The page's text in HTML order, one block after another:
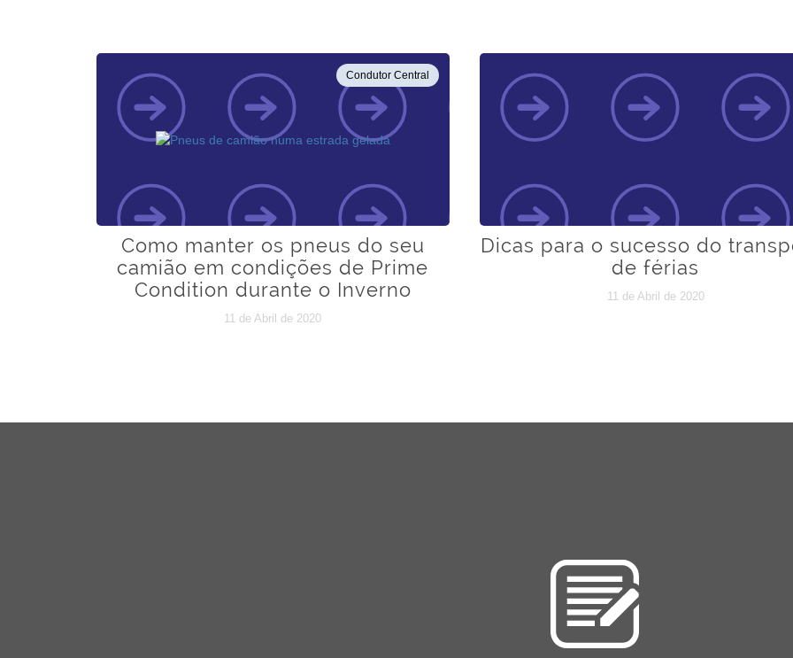
Condutor Central
Como manter os pneus do seu
camião em condições de Prime
Condition durante o Inverno
11 de Abril de 2020
Dicas para o sucesso do
de férias
11 de Abril de 2020